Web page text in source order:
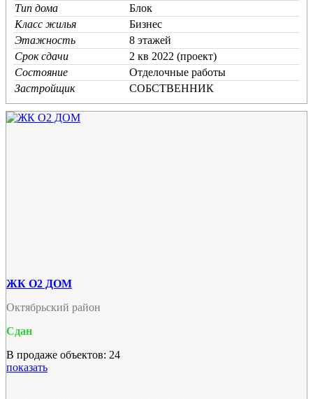
Тип дома
Блок
Класс жилья
Бизнес
Этажность
8 этажей
Срок сдачи
2 кв 2022 (проект)
Состояние
Отделочные работы
Застройщик
СОБСТВЕННИК
ЖК О2 ДОМ
Октябрьский район
Сдан
В продаже объектов: 24
показать